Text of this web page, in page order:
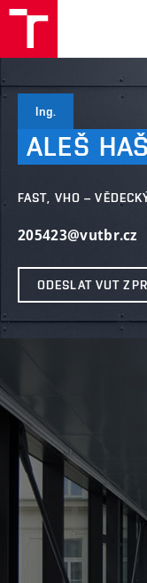
Ing.
ALEŠ
FAST, VHO –
205423@vutbr.cz
ODESLAT VUT